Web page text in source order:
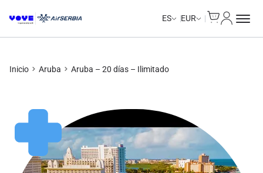
ES EUR
Inicio Aruba Aruba – 20 días – Ilimitado